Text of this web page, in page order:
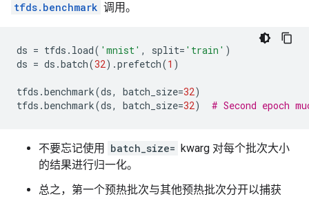
tfds.benchmark 调用。
ds = tfds . load( 'mnist' , split= 'train' )
ds = ds .batch(32) .prefetch(1 )
tfds .benchmark(ds, batch_size=32)
tfds .benchmark(ds, batch_size=32) # Second epoch
不要忘记使用 batch_size= kwarg 对每个批次大小
的结果进行归一化。
总之，第一个预热批次与其他预热批次分开以捕获